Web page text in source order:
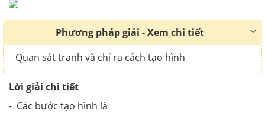
Phương pháp giải - Xem chi tiết
Quan sát tranh và chỉ ra cách tạo hình
Lời giải chi tiết
- Các bước tạo hình là